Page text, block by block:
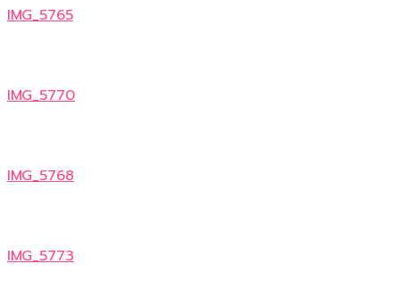
IMG_5765
IMG_5770
IMG_5768
IMG_5773